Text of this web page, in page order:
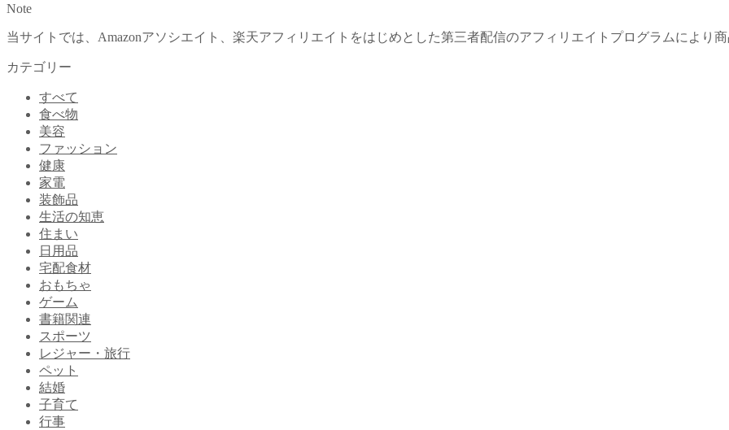
Note
当サイトでは、Amazonアソシエイト、楽天アフィリエイトをはじめとした第三者配信のアフィリエイトプログラムにより
カテゴリー
すべて
食べ物
美容
ファッション
健康
家電
装飾品
生活の知恵
住まい
日用品
宅配食材
おもちゃ
ゲーム
書籍関連
スポーツ
レジャー・旅行
ペット
結婚
子育て
行事